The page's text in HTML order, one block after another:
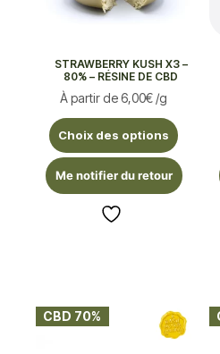
STRAWBERRY KUSH X3 –
80% – RÉSINE DE CBD
À partir de6,00€ /g
Choix des options
Me notifier du retour
CBD 70%